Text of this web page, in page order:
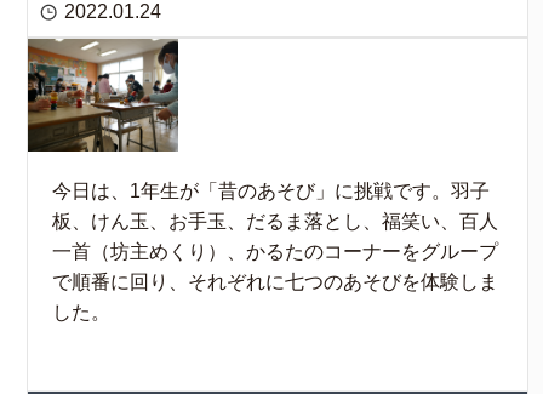
2022.01.24
今日は、1年生が「昔のあそび」に挑戦です。羽子
板、けん玉、お手玉、だるま落とし、福笑い、百人
一首（坊主めくり）、かるたのコーナーをグループ
で順番に回り、それぞれに七つのあそびを体験しま
した。